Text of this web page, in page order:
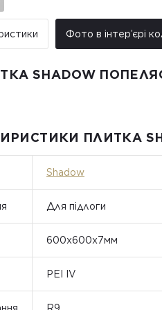
Фото в інтер’єрі
SHADOW
ПЛИТКА
Shadow
Для підлоги
600х600х7мм
PEI IV